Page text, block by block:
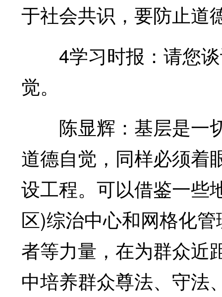
于社会共识，要防止道
4学习时报：请您谈
觉。
陈显辉：基层是一
道德自觉，同样必须着
设工程。可以借鉴一些
区)综治中心和网格化
者等力量，在为群众近
中培养群众尊法、守法